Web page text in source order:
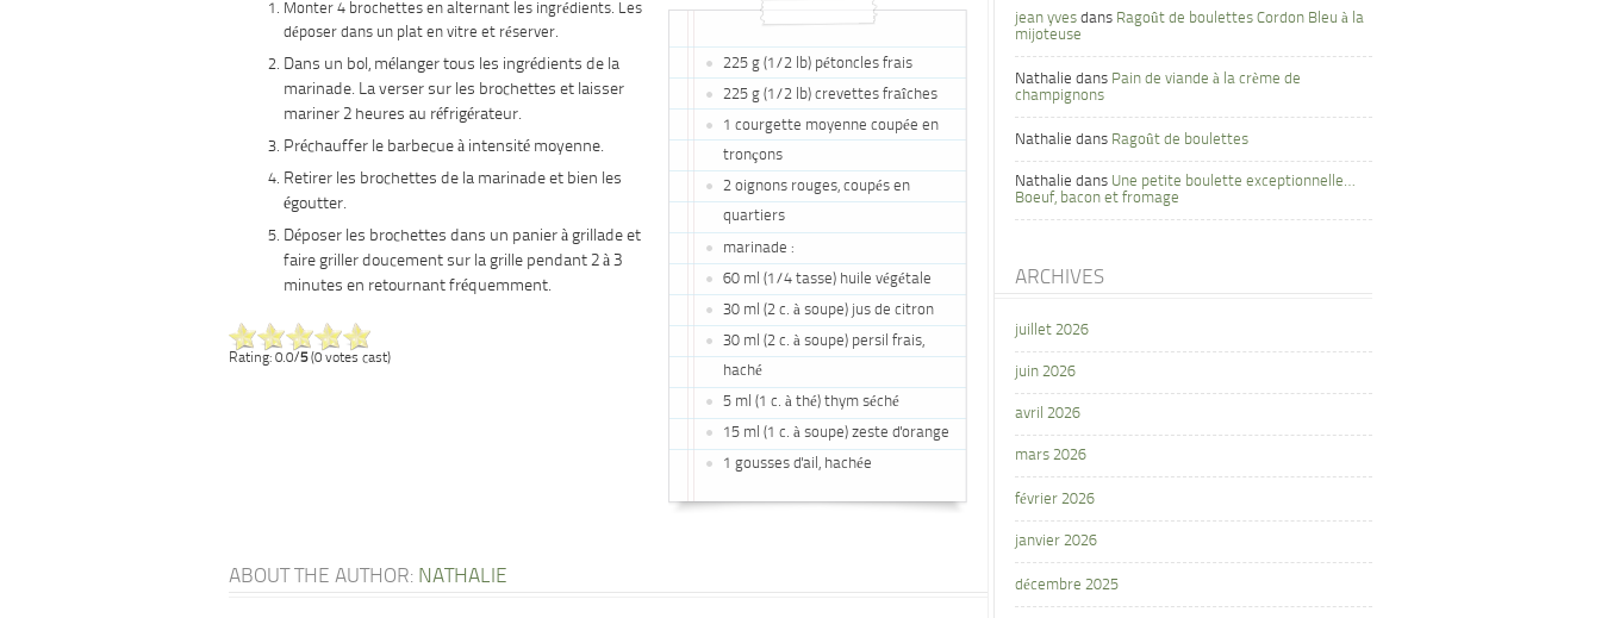
225 g (1/2 lb) pétoncles frais
225 g (1/2 lb) crevettes fraîches
1 courgette moyenne coupée en
tronçons
2 oignons rouges, coupés en
quartiers
marinade :
60 ml (1/4 tasse) huile végétale
30 ml (2 c. à soupe) jus de citron
30 ml (2 c. à soupe) persil frais,
haché
5 ml (1 c. à thé) thym séché
15 ml (1 c. à soupe) zeste d'orange
1 gousses d'ail, hachée
Monter 4 brochettes en alternant les ingrédients. Les
déposer dans un plat en vitre et réserver.
Dans un bol, mélanger tous les ingrédients de la
marinade. La verser sur les brochettes et laisser
mariner 2 heures au réfrigérateur.
Préchauffer le barbecue à intensité moyenne.
Retirer les brochettes de la marinade et bien les
égoutter.
Déposer les brochettes dans un panier à grillade et
faire griller doucement sur la grille pendant 2 à 3
minutes en retournant fréquemment.
Rating: 0.0/5(0 votes cast)
ABOUT THE AUTHOR: NATHALIE
jean yves dans Ragoût de boulettes Cordon Bleu à la
mijoteuse
Nathalie dans Pain de viande à la crème de
champignons
Nathalie dans Ragoût de boulettes
Nathalie dans Une petite boulette exceptionnelle…
Boeuf, bacon et fromage
ARCHIVES
juillet 2026
juin 2026
avril 2026
mars 2026
février 2026
janvier 2026
décembre 2025